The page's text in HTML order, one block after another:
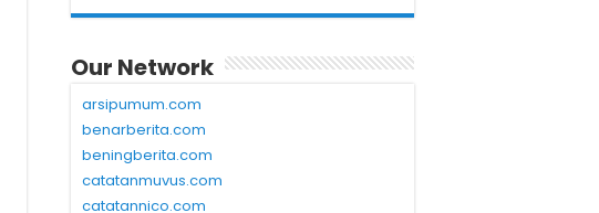
Our Network
arsipumum.com
benarberita.com
beningberita.com
catatanmuvus.com
catatannico.com